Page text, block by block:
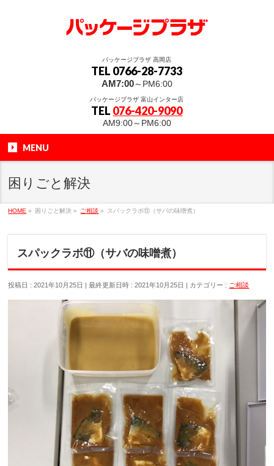
パッケージプラザ 高岡店
TEL 0766-28-7733
AM7:00～PM6:00
パッケージプラザ 富山インター店
TEL 076-420-9090
AM9:00～PM6:00
MENU
困りごと解決
HOME » 困りごと解決 » ご相談 » スパックラボ⑪（サバの味噌煮）
スパックラボ⑪（サバの味噌煮）
投稿日 : 2021年10月25日 最終更新日時 : 2021年10月25日 カテゴリー : ご相談